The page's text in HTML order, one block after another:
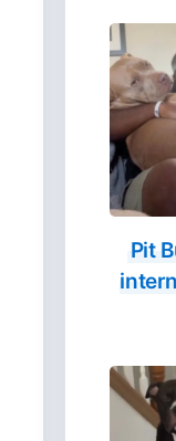
Pit